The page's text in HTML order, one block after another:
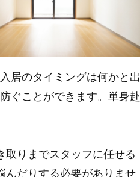
居のタイミングは何かと出
ぐことができます。単身赴
取りまでスタッフに任せる
んだりする必要がありませ